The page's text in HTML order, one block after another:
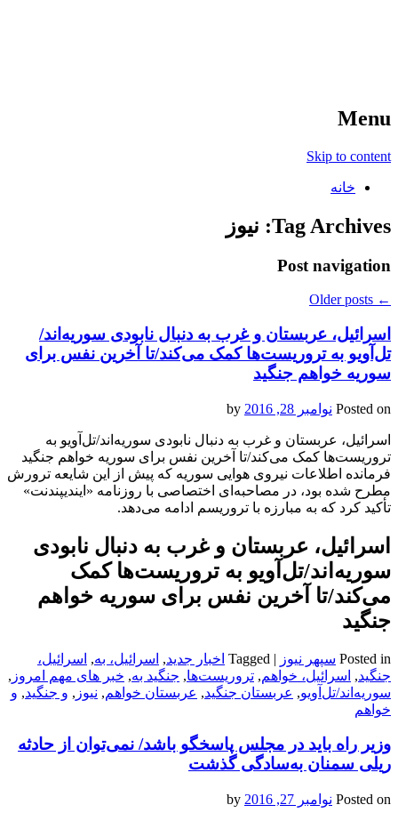
Menu
Skip to content
خانه
Tag Archives: نیوز
Post navigation
←
اسرائیل، عربستان و غرب به دنبال نابودی سوریه‌اند/
تل‌آویو به تروریست‌ها کمک می‌کند/تا آخرین نفس برای
سوریه خواهم جنگید
Posted on نوامبر 28, 2016
اسرائیل، عربستان و غرب به دنبال نابودی سوریه‌اند/تل‌آویو به
تروریست‌ها کمک می‌کند/تا آخرین نفس برای سوریه خواهم جنگید
فرمانده اطلاعات نیروی هوایی سوریه که پیش از این شایعه ترورش
مطرح شده بود، در مصاحبه‌ای اختصاصی با روزنامه «ایندیپندنت»
تأکید کرد که به مبارزه با تروریسم ادامه می‌دهد.
اسرائیل، عربستان و غرب به دنبال نابودی
سوریه‌اند/تل‌آویو به تروریست‌ها کمک
می‌کند/تا آخرین نفس برای سوریه خواهم
جنگید
Posted in سپهر نیوز Tagged اخبار جدید, اسرائیل، به, اسرائیل،
جنگید, اسرائیل، خواهم, تروریست‌ها, جنگید به, خبر های مهم امروز ,
سوریه‌اند/تل‌آویو, عربستان جنگید, عربستان خواهم, نیوز , و جنگید, و
خواهم
وزیر راه باید در مجلس پاسخگو باشد/ نمی‌توان از حادثه
ریلی سمنان به‌سادگی گذشت
Posted on نوامبر 27, 2016